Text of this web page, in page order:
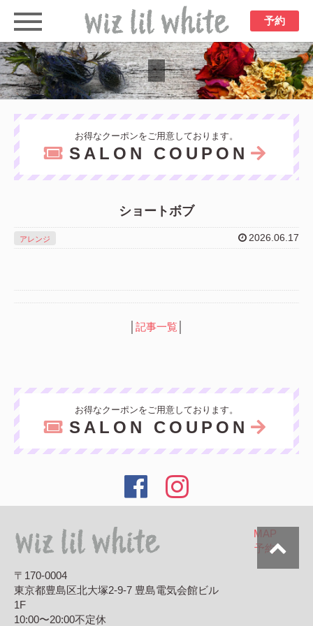
予約
お得なクーポンをご用意しております。
SALON COUPON
ショートボブ
アレンジ 2026.06.17
記事一覧
お得なクーポンをご用意しております。
SALON COUPON
〒170-0004
東京都豊島区北大塚2-9-7 豊島電気会館ビル
1F
10:00〜20:00不定休
MAP
予約